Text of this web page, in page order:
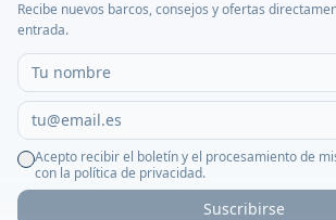
Recibe nuevos barcos, consejos y ofertas
entrada.
Acepto recibir el boletín y el procesamiento de
con la política de privacidad.
Suscribirse